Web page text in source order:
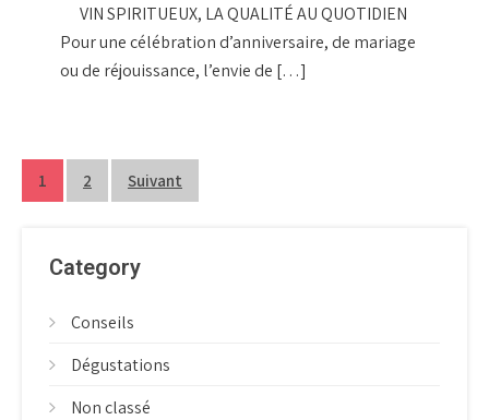
VIN SPIRITUEUX, LA QUALITÉ AU QUOTIDIEN
Pour une célébration d’anniversaire, de mariage
ou de réjouissance, l’envie de […]
Pagination
des
1 2 Suivant
Category
Conseils
Dégustations
Non classé